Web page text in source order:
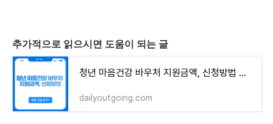
추가적으로 읽으시면 도움이 되는 글
청년 마음건강 바우처 지원금액, 신청방법 총정리
dailyoutgoing.com